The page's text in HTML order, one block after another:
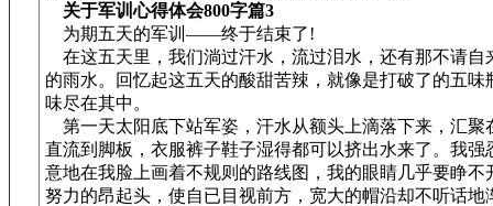
关于军训心得体会800字篇3
为期五天的军训——终于结束了!
在这五天里，我们淌过汗水，流过泪水，还有那不请自
的雨水。回忆起这五天的酸甜苦辣，就像是打破了的五味
味尽在其中。
第一天太阳底下站军姿，汗水从额头上滴落下来，汇聚
直流到脚板，衣服裤子鞋子湿得都可以挤出水来了。我强
意地在我脸上画着不规则的路线图，我的眼睛几乎要睁不
努力的昂起头，使自已目视前方，宽大的帽沿却不听话地